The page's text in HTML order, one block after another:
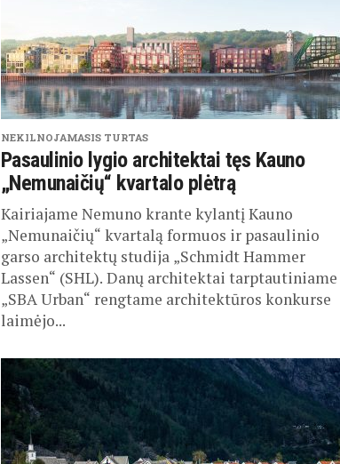
NEKILNOJAMASIS TURTAS
Pasaulinio lygio architektai tęs Kauno
„Nemunaičių“ kvartalo plėtrą
Kairiajame Nemuno krante kylantį Kauno
„Nemunaičių“ kvartalą formuos ir pasaulinio
garso architektų studija „Schmidt Hammer
Lassen“ (SHL). Danų architektai tarptautiniame
„SBA Urban“ rengtame architektūros konkurse
laimėjo...